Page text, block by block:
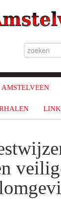
AMSTELVEEN